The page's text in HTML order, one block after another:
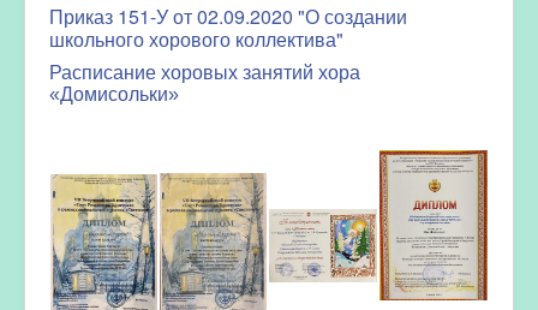
Приказ 151-У от 02.09.2020 "О создании
школьного хорового коллектива"
Расписание хоровых занятий хора
«Домисольки»